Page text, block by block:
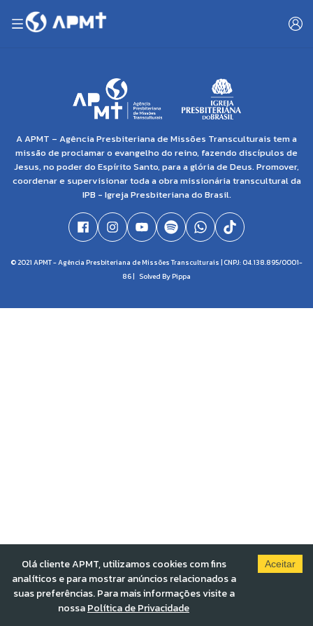
A APMT – Agência Presbiteriana de Missões Transculturais tem a
missão de proclamar o evangelho do reino, fazendo discípulos de
Jesus, no poder do Espírito Santo, para a glória de Deus. Promover,
coordenar e supervisionar toda a obra missionária transcultural da
IPB - Igreja Presbiteriana do Brasil.
© 2021 APMT - Agência Presbiteriana de Missões Transculturais | CNPJ: 04.138.895/0001-
86 | Solved By Pippa
Olá cliente APMT, utilizamos cookies com fins
analíticos e para mostrar anúncios relacionados a
suas preferências. Para mais informações visite a
nossaPolítica de Privacidade
Aceitar